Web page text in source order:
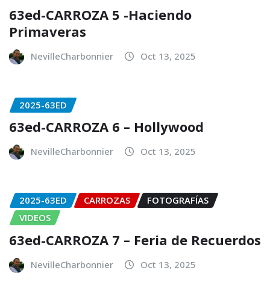
63ed-CARROZA 5 -Haciendo
Primaveras
NevilleCharbonnier Oct 13, 2025
2025-63ED
63ed-CARROZA 6 – Hollywood
NevilleCharbonnier Oct 13, 2025
2025-63ED CARROZAS
FOTOGRAFÍAS
VIDEOS
63ed-CARROZA 7 – Feria de Recuerdos
NevilleCharbonnier Oct 13, 2025